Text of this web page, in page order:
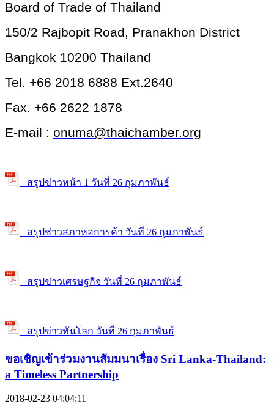
Board of Trade of Thailand
150/2 Rajbopit Road, Pranakhon District
Bangkok 10200 Thailand
Tel. +66 2018 6888 Ext.2640
Fax. +66 2622 1878
E-mail : onuma@thaichamber.org
สรุปข่าวหน้า 1 วันที่ 26 กุมภาพันธ์
สรุปช่าวสภาหอการค้า วันที่ 26 กุมภาพันธ์
สรุปข่าวเศรษฐกิจ วันที่ 26 กุมภาพันธ์
สรุปข่าวทันโลก วันที่ 26 กุมภาพันธ์
ขอเชิญเข้าร่วมงานสัมมนาเรื่อง Sri Lanka-Thailand:
a Timeless Partnership
2018-02-23 04:04:11